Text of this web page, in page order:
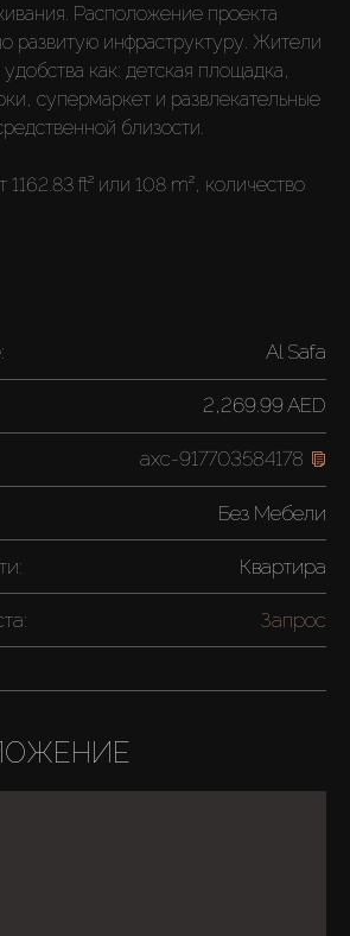
Расположение проекта
развитую инфраструктуру. Жители
как: детская площадка,
супермаркет и развлекательные
близости.
1162.83 ft² или 108 m², количество
Al Safa
2,269.99 AED
axc-917703584178
Без Мебели
Квартира
Запрос